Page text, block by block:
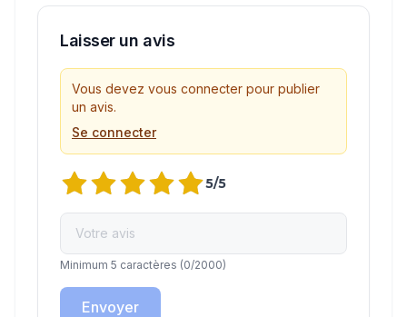
Laisser un avis
Vous devez vous connecter pour publier
un avis.
Se connecter
5/5
Minimum 5 caractères (0/2000)
Envoyer